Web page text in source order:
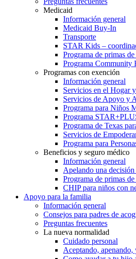
Medicaid
Información general
Medicaid Buy-In
Transporte
STAR Kids –
Programa de primas
Programa Community
Programas con exención
Información general
Servicios en el Hogar
Servicios de Apoyo y
Programa para Niños
Programa
Programa de Texas
Servicios de
Programa para
Beneficios y seguro médico
Información general
Apelando una
Programa de primas
CHIP para niños con
Apoyo para la familia
Información general
Consejos para padres de
Preguntas frecuentes
La nueva normalidad
Cuidado personal
Aceptando, apenando,